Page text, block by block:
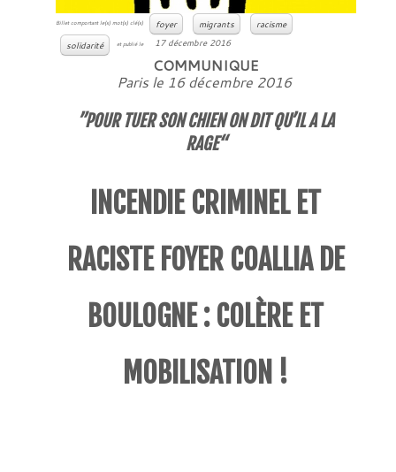
Billet comportant le(s) mot(s) clé(s) foyer migrants
racisme
solidarité
et publié le 17 décembre 2016
COMMUNIQUE
Paris le 16 décembre 2016
”POUR TUER SON CHIEN ON DIT QU’IL A LA
RAGE“
INCENDIE CRIMINEL ET
RACISTE FOYER COALLIA DE
BOULOGNE : COLÈRE ET
MOBILISATION !